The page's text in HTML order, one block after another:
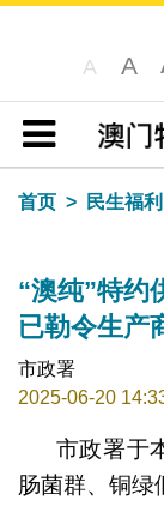
A A
目录
首页
民生福利
“澳纯”特
已勒令生产
市政署
2025-06-20
市政署于
肠菌群、铜绿